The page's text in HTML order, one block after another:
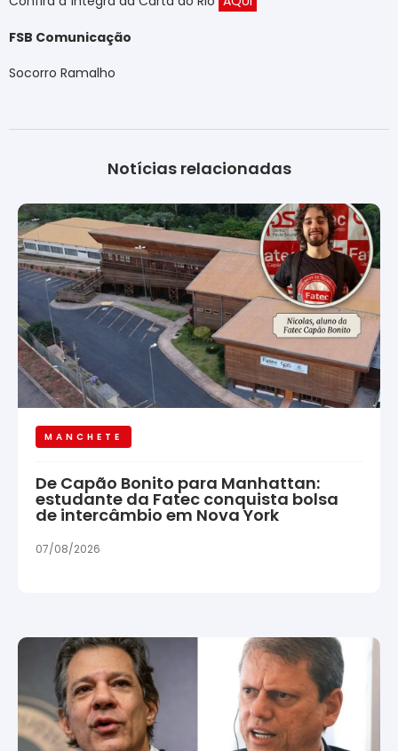
FSB Comunicação
Socorro Ramalho
Notícias relacionadas
MANCHETE
De Capão Bonito para Manhattan:
estudante da Fatec conquista bolsa
de intercâmbio em Nova York
07/08/2026